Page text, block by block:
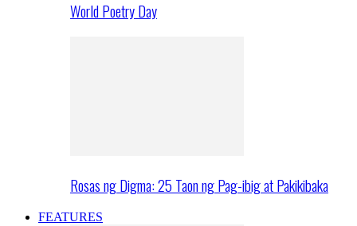
World Poetry Day
Rosas ng Digma: 25 Taon ng Pag-ibig at Pakikibaka
FEATURES